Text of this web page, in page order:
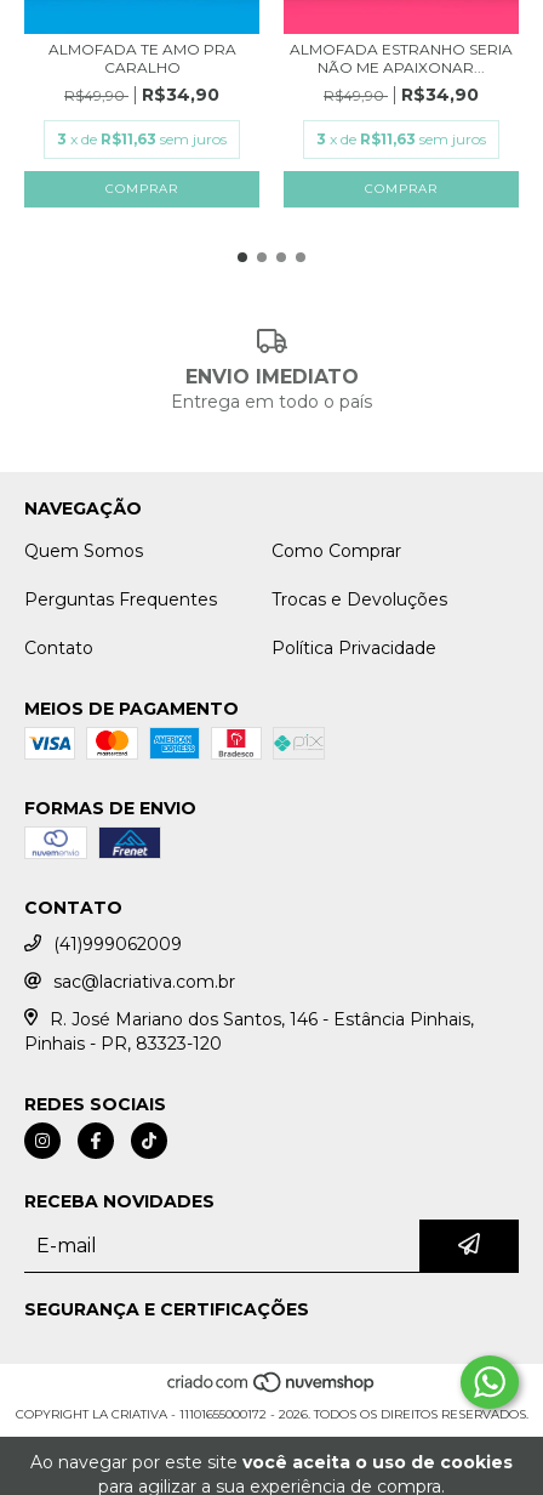
Ao navegar por este site você aceita o uso de cookies
para agilizar a sua experiência de compra.
ALMOFADA TE AMO PRA
CARALHO
R$49,90
R$34,90
3 x de R$11,63 sem juros
ALMOFADA ESTRANHO SERIA
NÃO ME APAIXONAR...
R$49,90
R$34,90
3 x de R$11,63 sem juros
ENVIO IMEDIATO
Entrega em todo o país
NAVEGAÇÃO
Quem Somos
Como Comprar
Perguntas Frequentes Trocas e Devoluções
Contato Política Privacidade
MEIOS DE PAGAMENTO
FORMAS DE ENVIO
CONTATO
(41)999062009
sac@lacriativa.com.br
R. José Mariano dos Santos, 146 - Estância Pinhais,
Pinhais - PR, 83323-120
REDES SOCIAIS
RECEBA NOVIDADES
SEGURANÇA E CERTIFICAÇÕES
COPYRIGHT LA CRIATIVA - 11101655000172 - 2026. TODOS OS DIREITOS RESERVADOS.